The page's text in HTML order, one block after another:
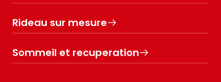
Rideau sur mesure
Sommeil et recuperation